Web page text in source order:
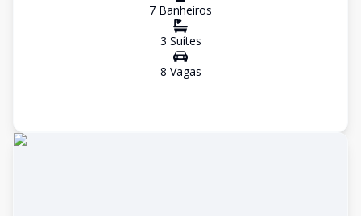
7 Banheiros
3 Suítes
8 Vagas